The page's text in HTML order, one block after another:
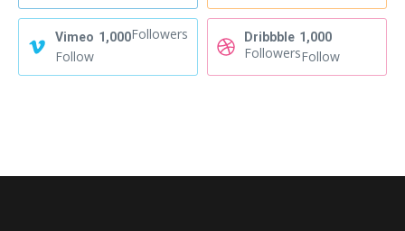
Vimeo 1,000Followers
Follow
Dribbble 1,000
FollowersFollow